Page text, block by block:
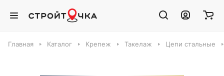
Главная Каталог Крепеж Такелаж Цепи стальные